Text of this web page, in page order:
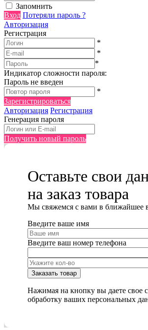
Запомнить
Вход Потеряли пароль ?
Авторизация
Регистрация
*
*
*
Индикатор сложности пароля:
Пароль не введен
*
Зарегистрироваться
Авторизация Регистрация
Генерация пароля
Получить новый пароль
Оставьте свои
на заказ товара
Мы cвяжемся с вами в ближайшее
Введите ваше имя
Введите ваш номер телефона
Нажимая на кнопку вы даете свое
обработку ваших персональных